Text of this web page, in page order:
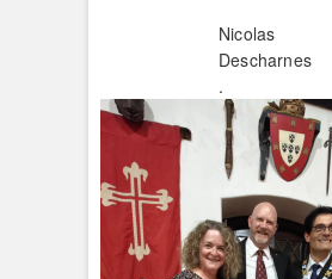
Nicolas
Descharnes
.